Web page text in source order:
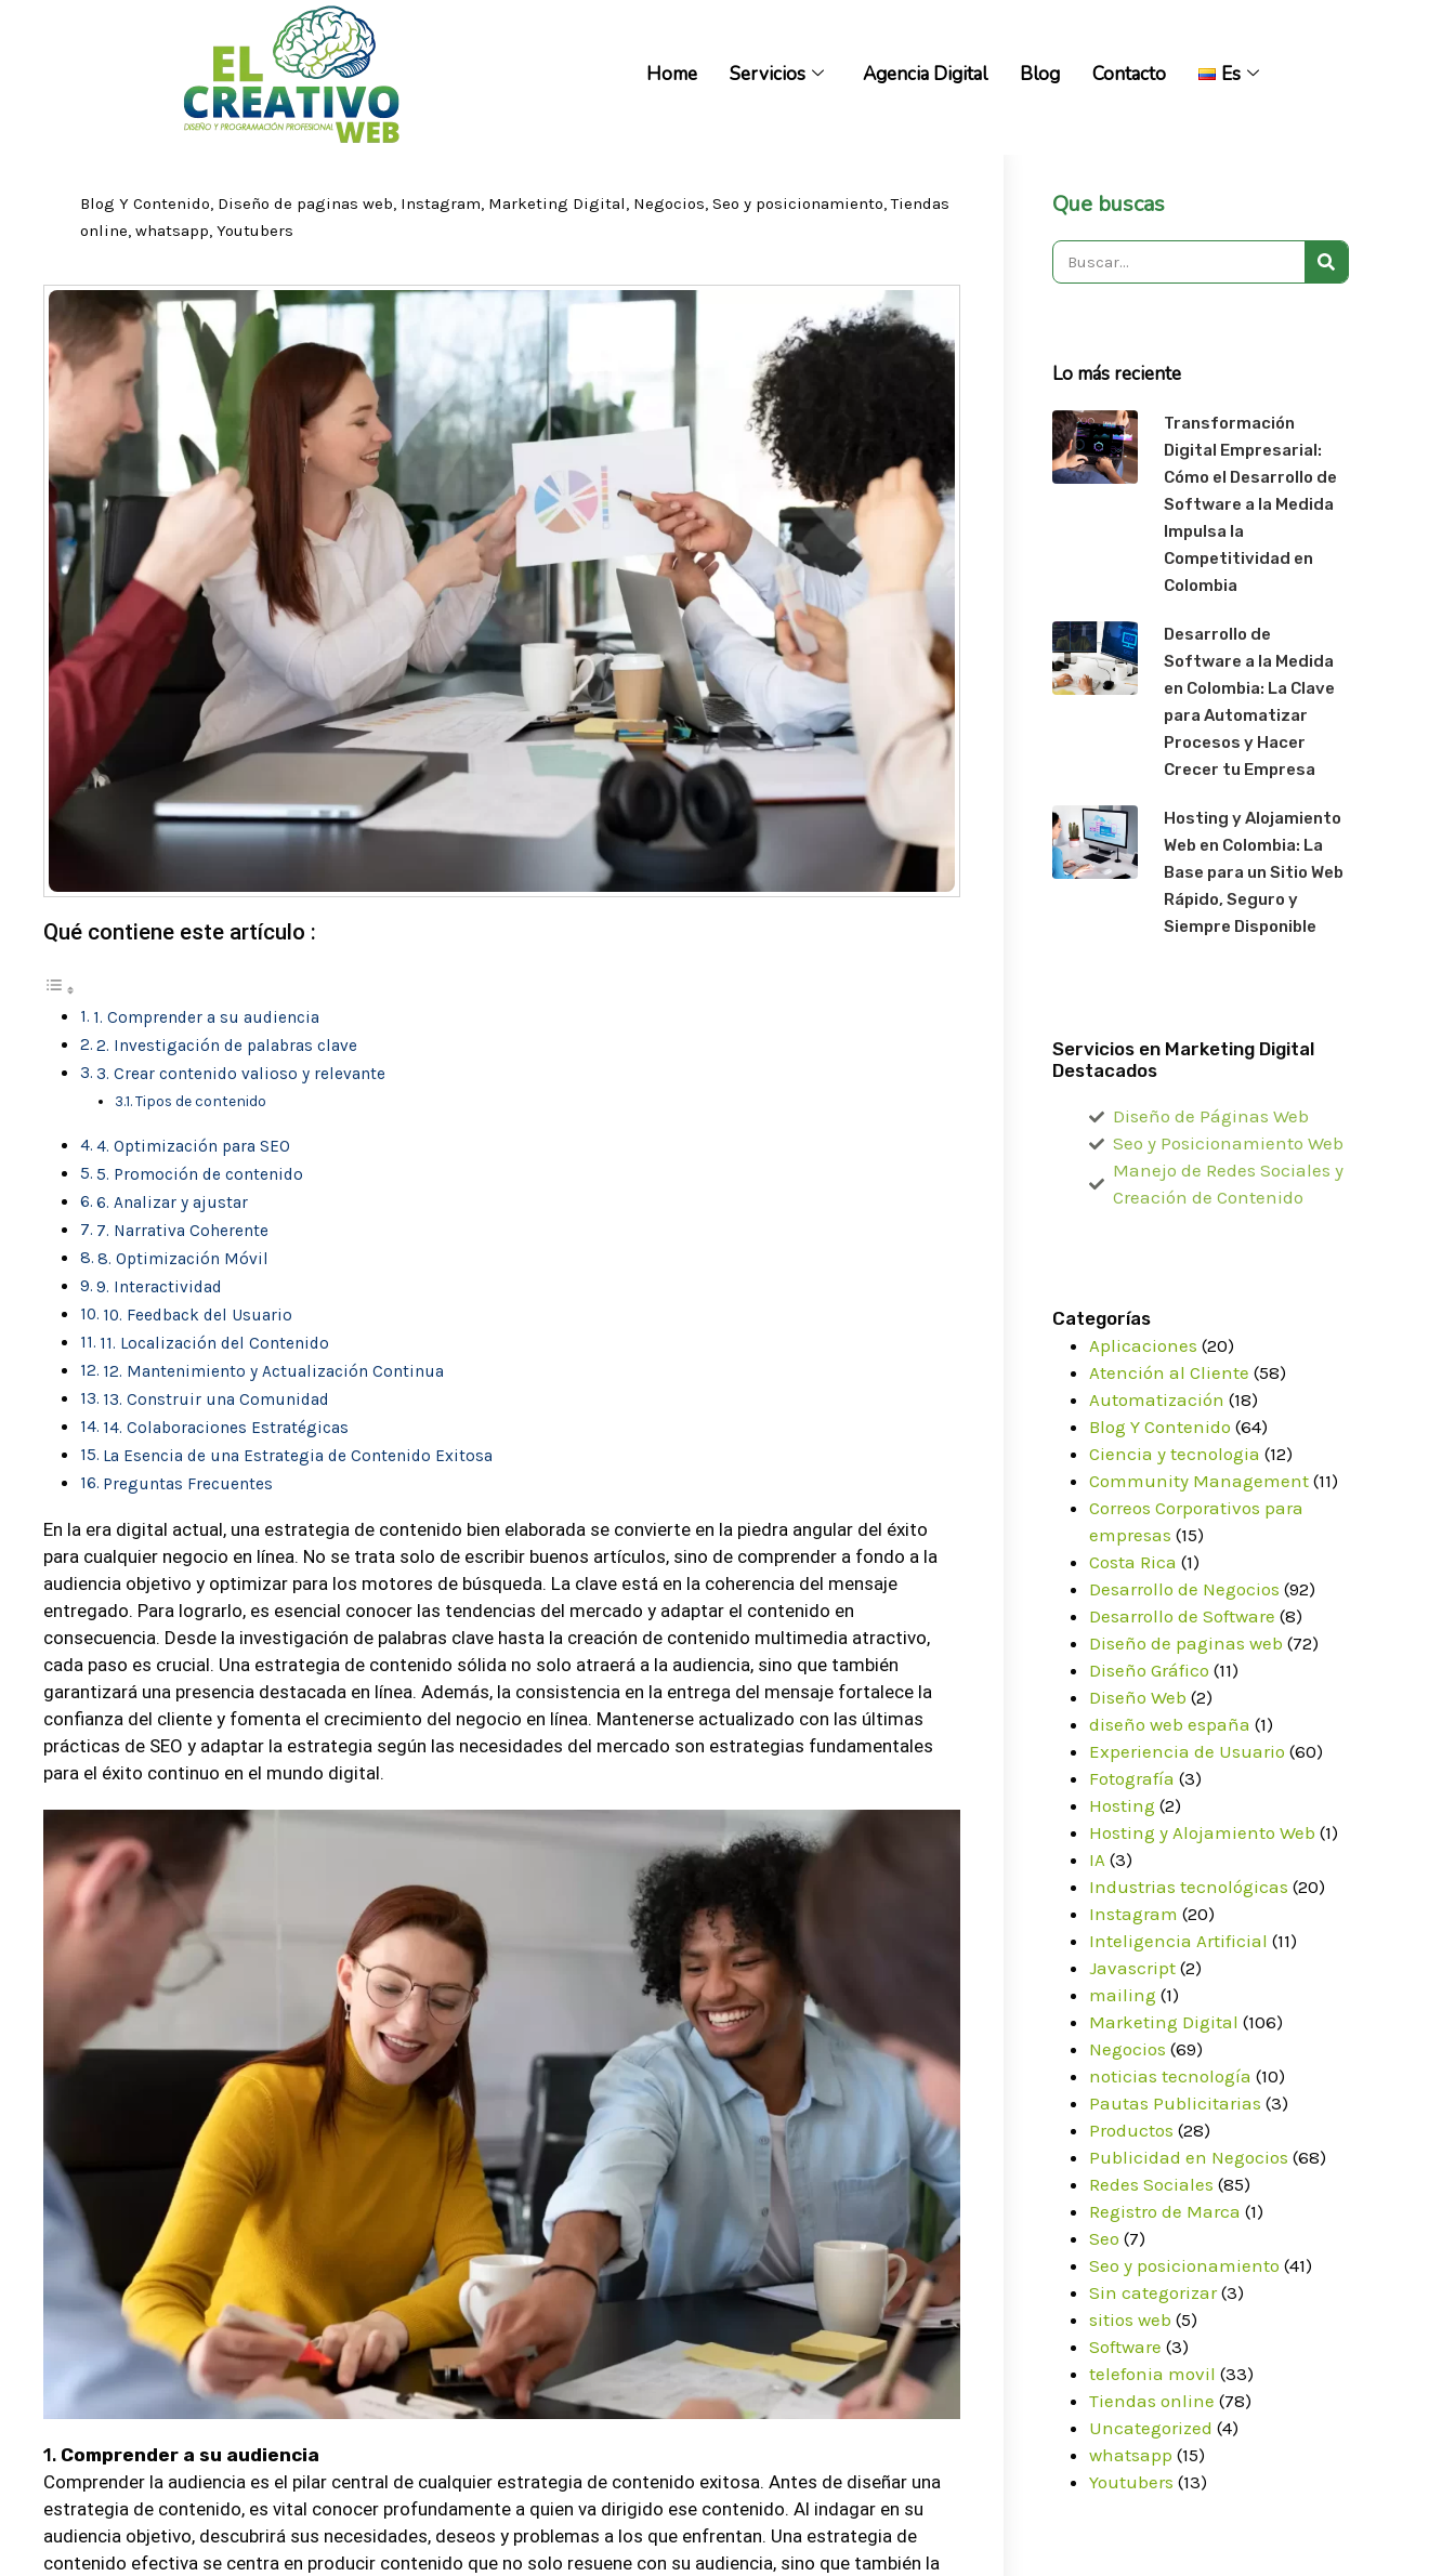
Home Servicios Agencia Digital Blog Contacto Es
Home Servicios Agencia Digital Blog Contacto Es
Blog Y Contenido, Diseño de paginas web, Instagram, Marketing Digital, Negocios, Seo y posicionamiento,Tiendas
online, whatsapp, Youtubers
Qué contiene este artículo :
1. Comprender a su audiencia
2. Investigación de palabras clave
3. Crear contenido valioso y relevante
Tipos de contenido
4. Optimización para SEO
5. Promoción de contenido
6. Analizar y ajustar
7. Narrativa Coherente
8. Optimización Móvil
9. Interactividad
10. Feedback del Usuario
11. Localización del Contenido
12. Mantenimiento y Actualización Continua
13. Construir una Comunidad
14. Colaboraciones Estratégicas
La Esencia de una Estrategia de Contenido Exitosa
Preguntas Frecuentes
En la era digital actual, una estrategia de contenido bien elaborada se convierte en la piedra angular del éxito
para cualquier negocio en línea. No se trata solo de escribir buenos artículos, sino de comprender a fondo a la
audiencia objetivo y optimizar para los motores de búsqueda. La clave está en la coherencia del mensaje
entregado. Para lograrlo, es esencial conocer las tendencias del mercado y adaptar el contenido en
consecuencia. Desde la investigación de palabras clave hasta la creación de contenido multimedia atractivo,
cada paso es crucial. Una estrategia de contenido sólida no solo atraerá a la audiencia, sino que también
garantizará una presencia destacada en línea. Además, la consistencia en la entrega del mensaje fortalece la
confianza del cliente y fomenta el crecimiento del negocio en línea. Mantenerse actualizado con las últimas
prácticas de SEO y adaptar la estrategia según las necesidades del mercado son estrategias fundamentales
para el éxito continuo en el mundo digital.
1. Comprender a su audiencia
Comprender la audiencia es el pilar central de cualquier estrategia de contenido exitosa. Antes de diseñar una
estrategia de contenido, es vital conocer profundamente a quien va dirigido ese contenido. Al indagar en su
audiencia objetivo, descubrirá sus necesidades, deseos y problemas a los que enfrentan. Una estrategia de
contenido efectiva se centra en producir contenido que no solo resuene con su audiencia, sino que también la
Que buscas
Search
Lo más reciente
Transformación
Digital Empresarial:
Cómo el Desarrollo de
Software a la Medida
Impulsa la
Competitividad en
Colombia
Desarrollo de
Software a la Medida
en Colombia: La Clave
para Automatizar
Procesos y Hacer
Crecer tu Empresa
Hosting y Alojamiento
Web en Colombia: La
Base para un Sitio Web
Rápido, Seguro y
Siempre Disponible
Servicios en Marketing Digital
Destacados
Diseño de Páginas Web
Seo y Posicionamiento Web
Manejo de Redes Sociales y
Creación de Contenido
Categorías
Aplicaciones (20)
Atención al Cliente (58)
Automatización (18)
Blog Y Contenido (64)
Ciencia y tecnologia (12)
Community Management(11)
Correos Corporativos para
empresas (15)
Costa Rica (1)
Desarrollo de Negocios (92)
Desarrollo de Software (8)
Diseño de paginas web (72)
Diseño Gráfico (11)
Diseño Web (2)
diseño web españa (1)
Experiencia de Usuario (60)
Fotografía (3)
Hosting (2)
Hosting y Alojamiento Web (1)
IA(3)
Industrias tecnológicas (20)
Instagram (20)
Inteligencia Artificial (11)
Javascript(2)
mailing (1)
Marketing Digital (106)
Negocios (69)
noticias tecnología (10)
Pautas Publicitarias (3)
Productos (28)
Publicidad en Negocios (68)
Redes Sociales (85)
Registro de Marca (1)
Seo (7)
Seo y posicionamiento (41)
Sin categorizar(3)
sitios web (5)
Software (3)
telefonia movil (33)
Tiendas online (78)
Uncategorized (4)
whatsapp (15)
Youtubers (13)